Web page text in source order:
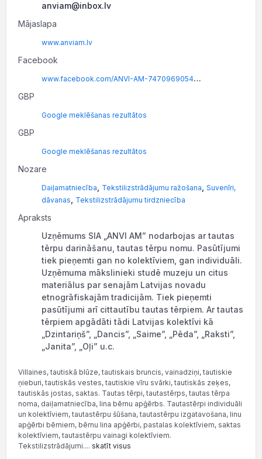
anviam@inbox.lv
Mājaslapa
www.anviam.lv
Facebook
www.facebook.com/ANVI-AM-747096905440009
GBP
Google meklēšanas rezultātos
GBP
Google meklēšanas rezultātos
Nozare
Daiļamatniecība Tekstilizstrādājumu ražošana Suvenīri,
dāvanas
Tekstilizstrādājumu tirdzniecība
Apraksts
Uzņēmums SIA „ANVI AM” nodarbojas ar tautas
tērpu darināšanu, tautas tērpu nomu. Pasūtījumi
tiek pieņemti gan no kolektīviem, gan individuāli.
Uzņēmuma mākslinieki studē muzeju un citus
materiālus par senajām Latvijas novadu
etnogrāfiskajām tradicijām. Tiek pieņemti
pasūtījumi arī cittautību tautas tērpiem. Ar tautas
tērpiem apgādāti tādi Latvijas kolektīvi kā
„Dzintariņš”, „Dancis”, „Saime”, „Pēda”, „Raksti”,
„Janita”, „Oļi” u.c.
Villaines, tautiskā blūze, tautiskais bruncis, vainadziņi, tautiskie
ņieburi, tautiskās vestes, tautiskie vīru svārki, tautiskās zeķes,
tautiskās jostas, saktas. Tautas tērpi, tautastērps, tautas tērpa
noma, daiļamatniecība, lina bērnu apģērbs. Tautastērpi individuāli
un kolektīviem, tautastērpu šūšana, tautastērpu izgatavošana, linu
apģērbi bērniem, bērnu lina apģērbi, pastalas kolektīviem, saktas
kolektīviem, tautastērpu vainagi kolektīviem.
Tekstilizstrādājumi.... skatīt visus